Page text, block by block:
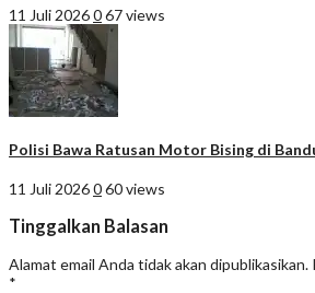
11 Juli 2026067 views
Polisi Bawa Ratusan Motor Bising di
11 Juli 2026060 views
Tinggalkan Balasan
Alamat email Anda tidak akan dipublikasikan.
*